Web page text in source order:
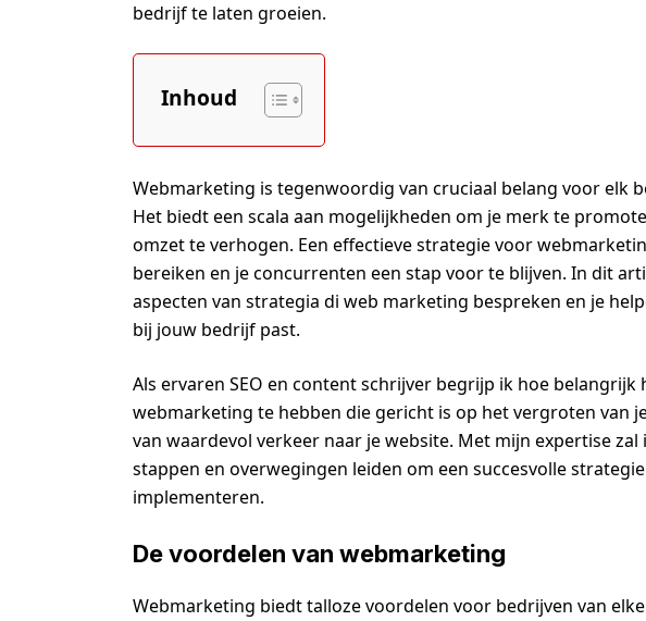
bedrijf te laten groeien.
Inhoud
Webmarketing is tegenwoordig van cruciaal belang voor elk
Het biedt een scala aan mogelijkheden om je merk te
omzet te verhogen. Een effectieve strategie voor
bereiken en je concurrenten een stap voor te blijven. In dit
aspecten van strategia di web marketing bespreken en je
bij jouw bedrijf past.
Als ervaren SEO en content schrijver begrijp ik hoe
webmarketing te hebben die gericht is op het vergroten van
van waardevol verkeer naar je website. Met mijn expertise
stappen en overwegingen leiden om een succesvolle
implementeren.
De voordelen van webmarketing
Webmarketing biedt talloze voordelen voor bedrijven van